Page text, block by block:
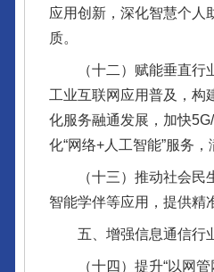
应用创新，深化智慧个人
质。
（十二）赋能垂直行业
工业互联网应用普及，构
化服务融通发展，加快
化“网络+人工智能”服务
（十三）推动社会民生
智能学伴等应用，提供精
五、增强信息通信行
（十四）提升“以网管